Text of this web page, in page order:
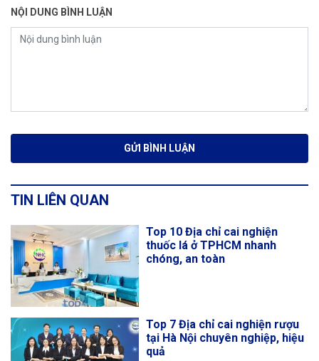
NỘI DUNG BÌNH LUẬN
TIN LIÊN QUAN
Top 10 Địa chỉ cai nghiện
thuốc lá ở TPHCM nhanh
chóng, an toàn
Top 7 Địa chỉ cai nghiện rượu
tại Hà Nội chuyên nghiệp, hiệu
quả